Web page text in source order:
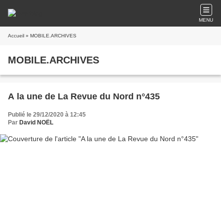
MENU
Accueil » MOBILE.ARCHIVES
MOBILE.ARCHIVES
A la une de La Revue du Nord n°435
Publié le 29/12/2020 à 12:45
Par David NOËL